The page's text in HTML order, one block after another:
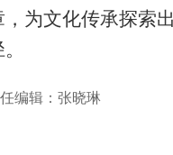
为文化传承探索
编辑：张晓琳